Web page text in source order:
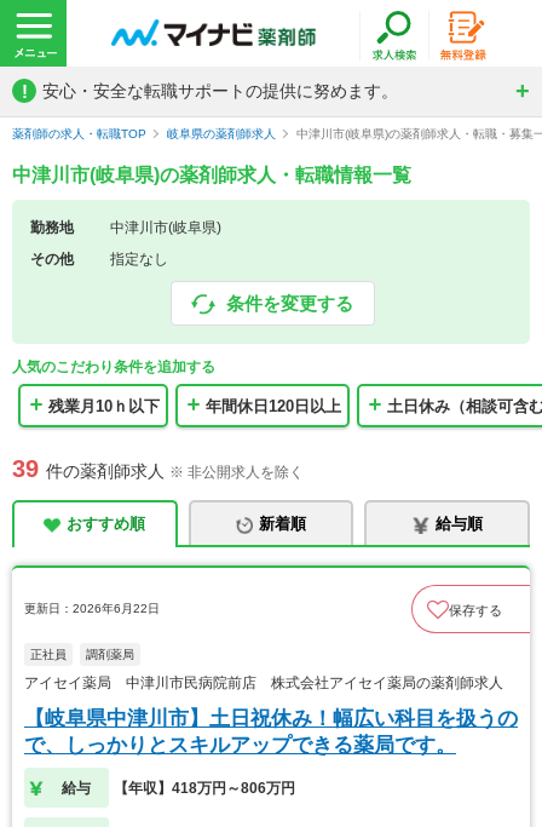
! 安心・安全な転職サポートの提供に努めます。
薬剤師の求人・転職TOP 岐阜県の薬剤師求人 中津川市(岐阜県)の薬剤師求人・転職・募集
中津川市(岐阜県)の薬剤師求人・転職情報一覧
勤務地
中津川市(岐阜県)
その他
指定なし
条件を変更する
人気のこだわり条件を追加する
残業月10ｈ以下 年間休日120日以上 土日休み（相談可含
39 件の薬剤師求人 ※ 非公開求人を除く
おすすめ順 新着順 給与順
更新日：2026年6月22日 保存する
正社員 調剤薬局
アイセイ薬局 中津川市民病院前店 株式会社アイセイ薬局の薬剤師求人
【岐阜県中津川市】土日祝休み！幅広い科目を扱うの
で、しっかりとスキルアップできる薬局です。
給与 【年収】418万円～806万円